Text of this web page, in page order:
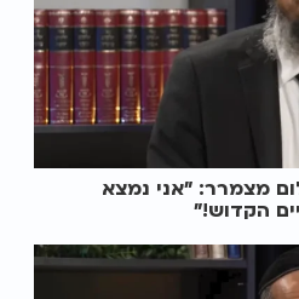
מצמרר: "אני נמצא
הקדוש!"